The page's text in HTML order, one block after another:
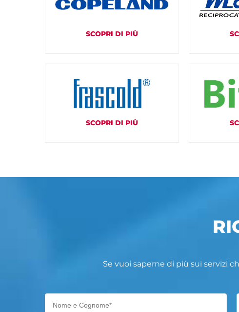
SCOPRI DI PIÙ
SCOPRI DI PIÙ
Se vuoi saperne di più sui servizi